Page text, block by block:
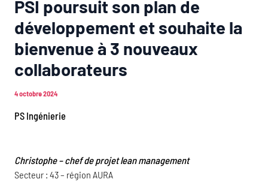
PSI poursuit son plan de
développement et souhaite la
bienvenue à 3 nouveaux
collaborateurs
4 octobre 2024
PS Ingénierie
Christophe – chef de projet lean management
Secteur : 43 – région AURA